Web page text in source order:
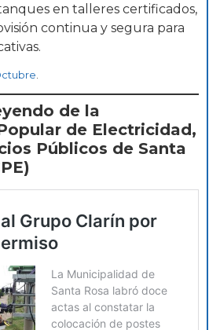
en talleres certificados,
continua y segura para
de la
de Electricidad,
Públicos de Santa